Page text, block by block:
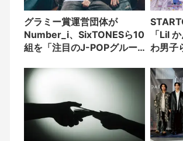
グラミー賞運営団体が
Number_i、SixTONESら10
組を「注目のJ-POPグルー
「Lil
わ男子